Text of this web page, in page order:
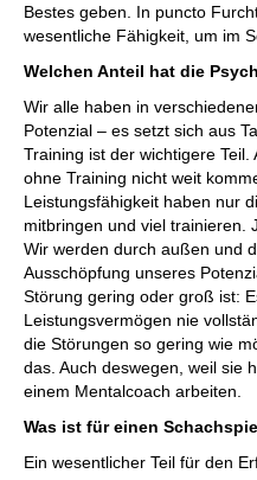
Bestes geben. In puncto
wesentliche Fähigkeit, um im
Welchen Anteil hat die
Wir alle haben in
Potenzial – es setzt sich aus
Training ist der wichtigere Teil.
ohne Training nicht weit
Leistungsfähigkeit haben nur
mitbringen und viel trainieren.
Wir werden durch außen und
Ausschöpfung unseres
Störung gering oder groß ist:
Leistungsvermögen nie
die Störungen so gering wie
das. Auch deswegen, weil sie
einem Mentalcoach arbeiten.
Was ist für einen
Ein wesentlicher Teil für den